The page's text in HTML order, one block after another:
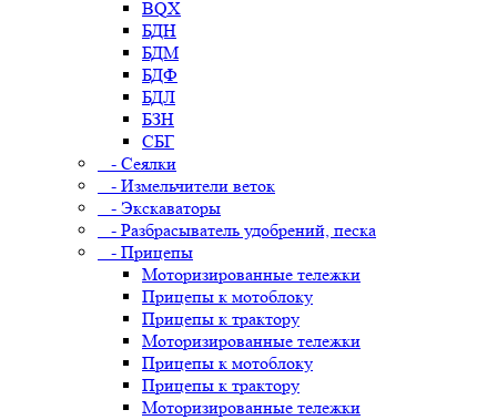
BQX
БДН
БДМ
БДФ
БДЛ
БЗН
СБГ
- Сеялки
- Измельчители веток
- Экскаваторы
- Разбрасыватель удобрений, песка
- Прицепы
Моторизированные тележки
Прицепы к мотоблоку
Прицепы к трактору
Моторизированные тележки
Прицепы к мотоблоку
Прицепы к трактору
Моторизированные тележки